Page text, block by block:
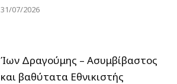
31/07/2026
Ίων Δραγούμης – Ασυμβίβαστος
και βαθύτατα Εθνικιστής